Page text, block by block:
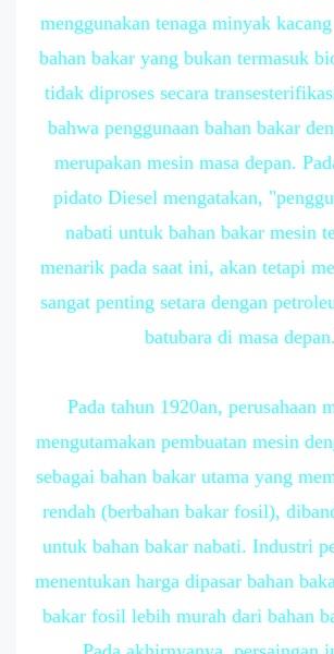
menggunakan tenaga minyak
bahan bakar yang bukan termasuk
tidak diproses secara
bahwa penggunaan bahan bakar
merupakan mesin masa depan.
pidato Diesel mengatakan,
nabati untuk bahan bakar mesin
menarik pada saat ini, akan tetapi
sangat penting setara dengan
batubara di masa
Pada tahun 1920an, perusahaan
mengutamakan pembuatan mesin
sebagai bahan bakar utama yang
rendah (berbahan bakar fosil),
untuk bahan bakar nabati. Industri
menentukan harga dipasar bahan
bakar fosil lebih murah dari bahan